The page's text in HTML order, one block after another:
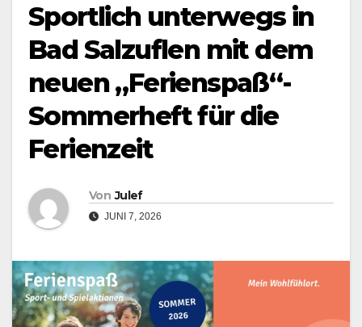
Sportlich unterwegs in
Bad Salzuflen mit dem
neuen „Ferienspaß“-
Sommerheft für die
Ferienzeit
Von Julef
JUNI 7, 2026